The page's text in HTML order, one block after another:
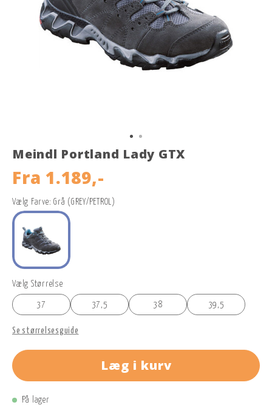
Meindl Portland Lady GTX
Fra 1.189,-
Vælg Farve: Grå (GREY/PETROL)
Vælg Størrelse
37 37,5 38 39,5
Se størrelsesguide
Læg i kurv
På lager